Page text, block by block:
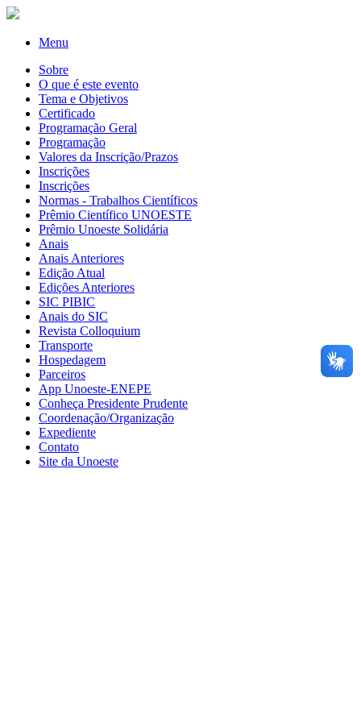
Menu
Sobre
O que é este evento
Tema e Objetivos
Certificado
Programação Geral
Programação
Valores da Inscrição/Prazos
Inscrições
Inscrições
Normas - Trabalhos Científicos
Prêmio Científico UNOESTE
Prêmio Unoeste Solidária
Anais
Anais Anteriores
Edição Atual
Edições Anteriores
SIC PIBIC
Anais do SIC
Revista Colloquium
Transporte
Hospedagem
Parceiros
App Unoeste-ENEPE
Conheça Presidente Prudente
Coordenação/Organização
Expediente
Contato
Site da Unoeste